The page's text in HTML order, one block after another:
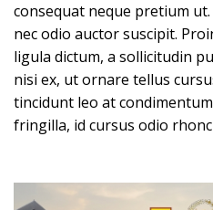
consequat neque pretium
nec odio auctor suscipit.
ligula dictum, a sollicitudin
nisi ex, ut ornare tellus
tincidunt leo at
fringilla, id cursus odio